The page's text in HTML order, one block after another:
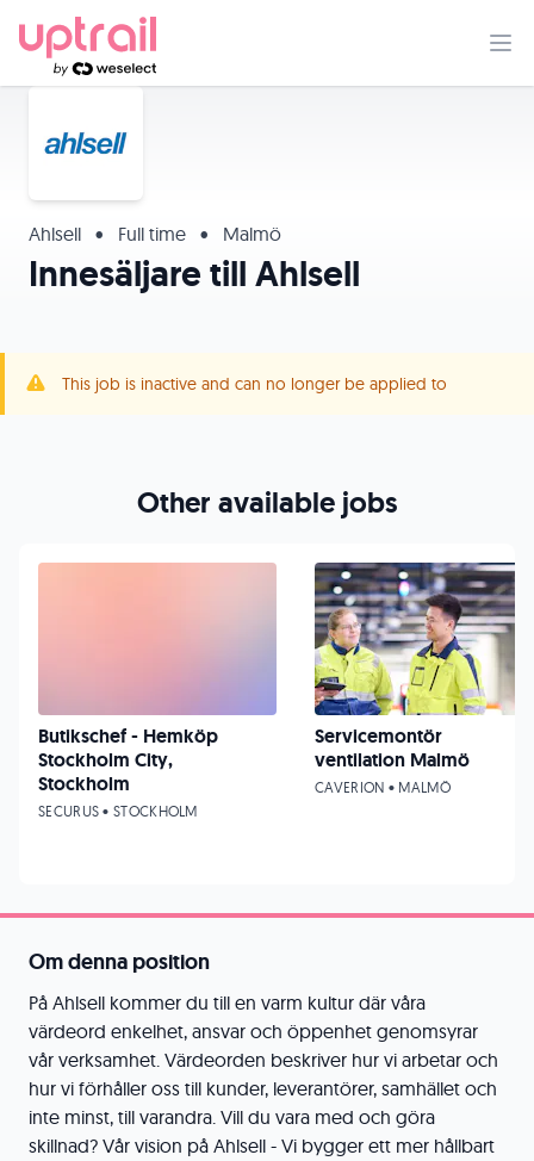
Ahlsell • Full time • Malmö
Innesäljare till Ahlsell
This job is inactive and can no longer be applied to
Om denna position
På Ahlsell kommer du till en varm kultur där våra
värdeord enkelhet, ansvar och öppenhet genomsyrar
vår verksamhet. Värdeorden beskriver hur vi arbetar och
hur vi förhåller oss till kunder, leverantörer, samhället och
inte minst, till varandra. Vill du vara med och göra
skillnad? Vår vision på Ahlsell - Vi bygger ett mer hållbart
Other available jobs
Butikschef - Hemköp
Stockholm City,
Stockholm
SECURUS • STOCKHOLM
Servicemontör
ventilation Malmö
CAVERION • MALMÖ